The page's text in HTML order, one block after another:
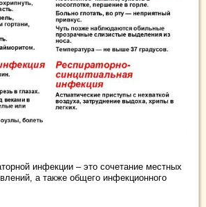
инфекции – это сочетание местных
а также общего инфекционного